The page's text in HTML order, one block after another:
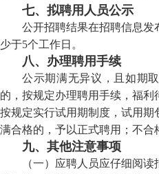
七、拟聘用人员公示
公开招聘结果在招聘信息发
少于5个工作日。
八、办理聘用手续
公示期满无异议，且如期
的，按规定办理聘用手续，福
按规定实行试用期制度，试用期
满合格的，予以正式聘用；不合
九、其他注意事项
（一）应聘人员应仔细阅